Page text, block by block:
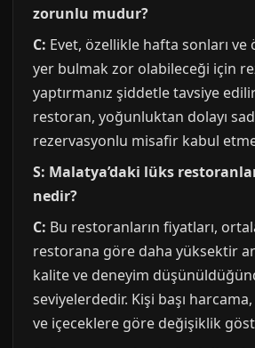
zorunlu mudur?
C: Evet, özellikle hafta sonları
yer bulmak zor olabileceği için
yaptırmanız şiddetle tavsiye
restoran, yoğunluktan dolayı
rezervasyonlu misafir kabul
S: Malatya’daki lüks
nedir?
C: Bu restoranların fiyatları,
restorana göre daha yüksektir
kalite ve deneyim
seviyelerdedir. Kişi başı
ve içeceklere göre değişiklik